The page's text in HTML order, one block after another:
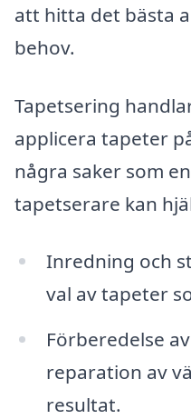
att hitta det bästa
behov.
Tapetsering
applicera tapeter
några saker som
tapetserare kan
Inredning och
val av tapeter
Förberedelse
reparation av
resultat.